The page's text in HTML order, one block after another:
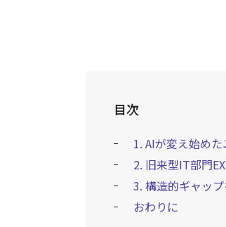
目次
1. AIが変え始め
2. 旧来型IT部門
3. 構造的ギャッ
おわりに